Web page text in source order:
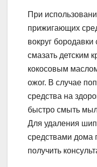
При
прижигающих
вокруг бородавки
смазать детским
кокосовым
ожог. В случае
средства на
быстро смыть
Для удаления
средствами дома
получить